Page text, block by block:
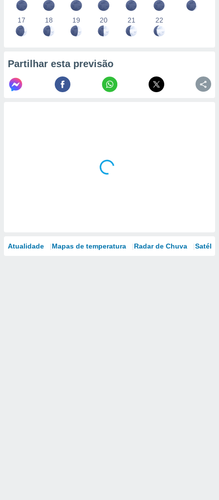
estudos
de
17 18 19 20 21 22
Partilhar esta previsão
Atualidade Mapas de temperatura Radar de Chuva